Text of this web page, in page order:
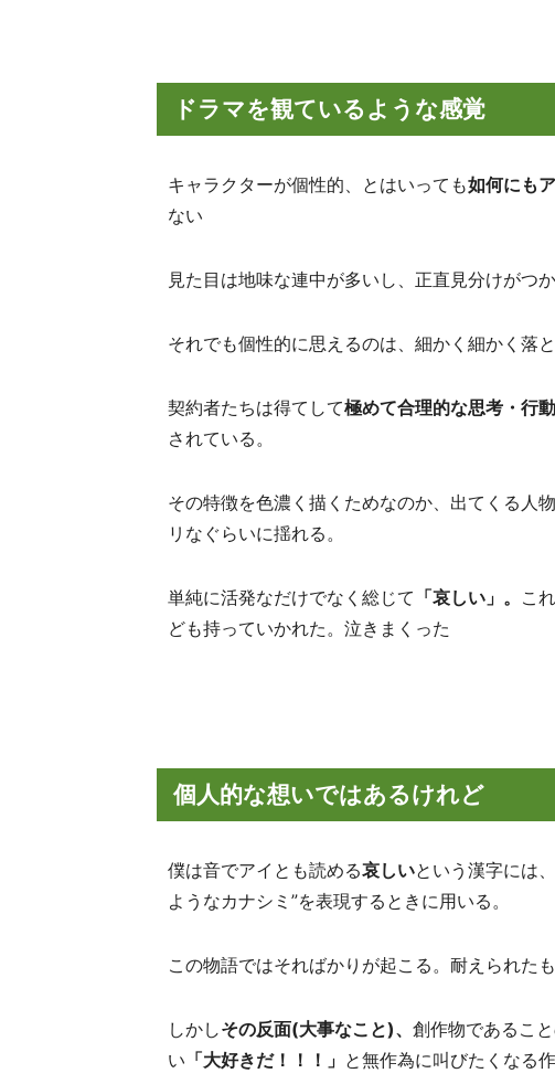
ドラマを観ているような感覚
キャラクターが個性的、とはいっても如何にも
ない
見た目は地味な連中が多いし、正直見分けがつ
それでも個性的に思えるのは、細かく細かく落
契約者たちは得てして極めて合理的な思考・行
されている。
その特徴を色濃く描くためなのか、出てくる人
リなぐらいに揺れる。
単純に活発なだけでなく総じて 「哀しい」。 こ
ども持っていかれた。泣きまくった
個人的な想いではあるけれど
僕は音でアイとも読める哀しいという漢字には
ようなカナシミ”を表現するときに用いる。
この物語ではそればかりが起こる。耐えられた
しかしその反面(大事なこと)、 創作物であるこ
い 「大好きだ！！！」 と無作為に叫びたくなる